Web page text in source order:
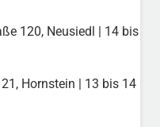
120, Neusiedl | 14 bis
Hornstein | 13 bis 14